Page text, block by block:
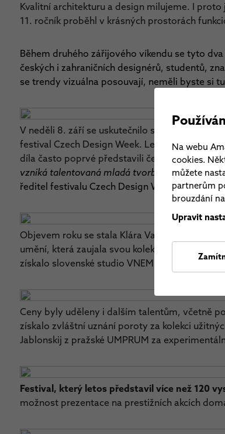
Kvalitní architekturu a design milujeme. I
11. ročník proběhl v krásných prostorách
Během druhého zářijového víkendu se tyto
českých i zahraničních designérů, studentů,
se trendy vizuálna posouvají, neměli byste si
V neděli 8. září se uskutečnilo slavnostní
festival Czech Design Week. Letos mezi
díla často poprvé představili českému publiku.
vzniká talentovaná mladá tvorba, kterou
ředitel festivalu Czech Design Week Lukáš
Objevem roku se stala Klára Valušková,
umění, která zaujala svou kolekcí šperků
získalo slovenské studio VNEM za kolekci
Ceny byly uděleny i dalším talentům, včetně
získalo zvláštní uznání poroty za kolekci
Jablonskij z pražské UMPRUM za
Festival, který letos představil více než 120
možnost prezentace na prestižních akcích
Na webu
cookies.
můžete
partnerům
brouzdání
Upravit